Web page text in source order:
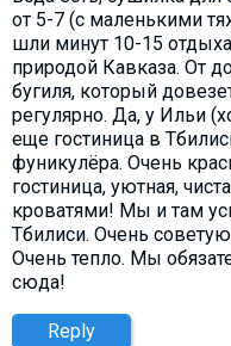
от 5-7 (с маленькими
шли минут 10-15
природой Кавказа. От
бугиля, который
регулярно. Да, у Ильи
еще гостиница в
фуникулёра. Очень
гостиница, уютная,
кроватями! Мы и там
Тбилиси. Очень
Очень тепло. Мы
сюда!
Reply